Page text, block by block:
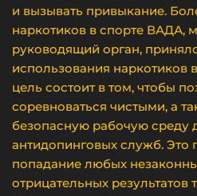
и вызывать привыкание.
наркотиков в спорте ВАДА,
руководящий орган,
использования наркотиков
цель состоит в том, чтобы
соревноваться чистыми, а
безопасную рабочую среду
антидопинговых служб. Это
попадание любых
отрицательных результатов